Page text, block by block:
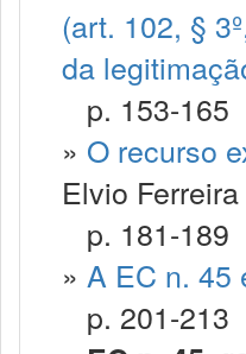
(art. 102, §
da
p. 153-165
» O recurso
Elvio Ferreira
p. 181-189
» A EC n. 45
p. 201-213